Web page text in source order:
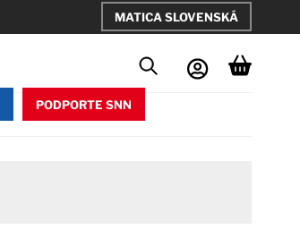
MATICA SLOVENSKÁ
PODPORTE SNN